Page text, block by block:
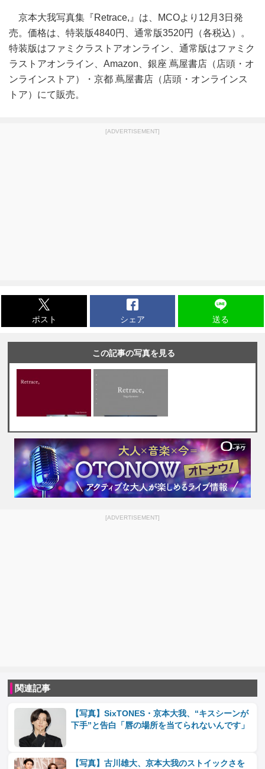
京本大我写真集『Retrace,』は、MCOより12月3日発
売。価格は、特装版4840円、通常版3520円（各税込）。
特装版はファミクラストアオンライン、通常版はファミク
ラストアオンライン、Amazon、銀座 蔦屋書店（店頭・オ
ンラインストア）・京都 蔦屋書店（店頭・オンラインス
トア）にて販売。
[ADVERTISEMENT]
ポスト シェア 送る
この記事の写真を見る
[ADVERTISEMENT]
関連記事
【写真】SixTONES・京本大我、“キスシーンが
下手”と告白「唇の場所を当てられないんです」
【写真】古川雄大、京本大我のストイックさを